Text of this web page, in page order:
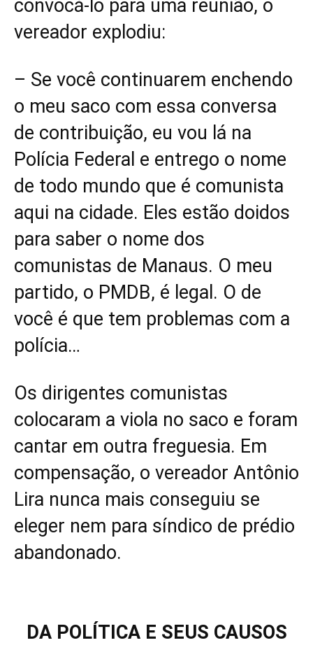
convocá-lo para uma reunião, o
vereador explodiu:
– Se você continuarem enchendo
o meu saco com essa conversa
de contribuição, eu vou lá na
Polícia Federal e entrego o nome
de todo mundo que é comunista
aqui na cidade. Eles estão doidos
para saber o nome dos
comunistas de Manaus. O meu
partido, o PMDB, é legal. O de
você é que tem problemas com a
polícia…
Os dirigentes comunistas
colocaram a viola no saco e foram
cantar em outra freguesia. Em
compensação, o vereador Antônio
Lira nunca mais conseguiu se
eleger nem para síndico de prédio
abandonado.
DA POLÍTICA E SEUS CAUSOS